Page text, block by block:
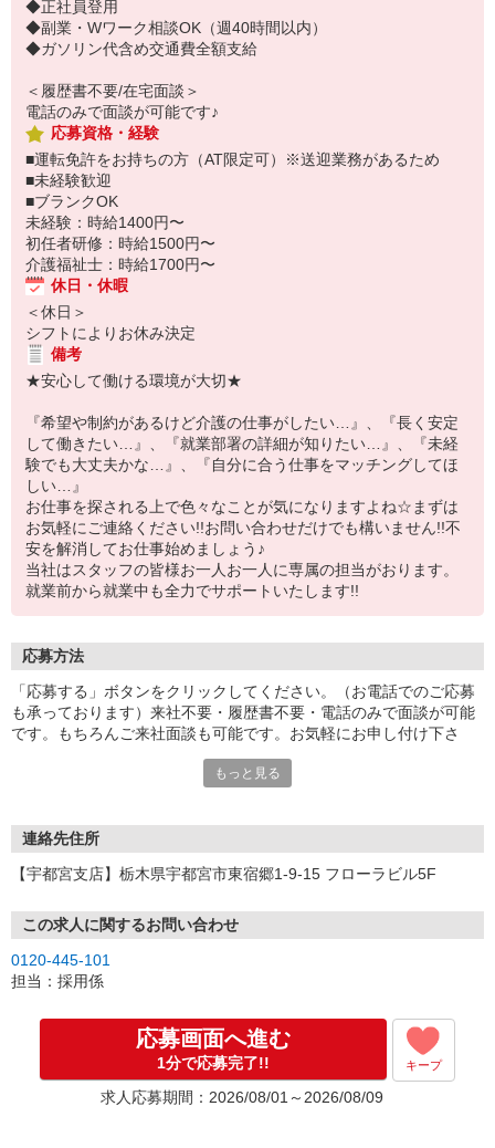
◆正社員登用
◆副業・Wワーク相談OK（週40時間以内）
◆ガソリン代含め交通費全額支給
＜履歴書不要/在宅面談＞
電話のみで面談が可能です♪
応募資格・経験
■運転免許をお持ちの方（AT限定可）※送迎業務があるため
■未経験歓迎
■ブランクOK
未経験：時給1400円〜
初任者研修：時給1500円〜
介護福祉士：時給1700円〜
休日・休暇
＜休日＞
シフトによりお休み決定
備考
★安心して働ける環境が大切★
『希望や制約があるけど介護の仕事がしたい…』、『長く安定
して働きたい…』、『就業部署の詳細が知りたい…』、『未経
験でも大丈夫かな…』、『自分に合う仕事をマッチングしてほ
しい…』
お仕事を探される上で色々なことが気になりますよね☆まずは
お気軽にご連絡ください!!お問い合わせだけでも構いません!!不
安を解消してお仕事始めましょう♪
当社はスタッフの皆様お一人お一人に専属の担当がおります。
就業前から就業中も全力でサポートいたします!!
応募方法
「応募する」ボタンをクリックしてください。（お電話でのご応募
も承っております）来社不要・履歴書不要・電話のみで面談が可能
です。もちろんご来社面談も可能です。お気軽にお申し付け下さ
もっと見る
連絡先住所
【宇都宮支店】栃木県宇都宮市東宿郷1-9-15 フローラビル5F
この求人に関するお問い合わせ
0120-445-101
担当：採用係
応募画面へ進む
1分で応募完了!! キープ
求人応募期間：2026/08/01～2026/08/09